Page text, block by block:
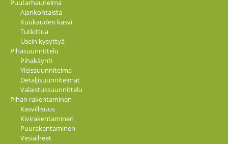
Puutarhaunelma
Ajankohtaista
Kuukauden kasvi
Tutkittua
Usein kysyttyä
Pihasuunnittelu
Pihakäynti
Yleissuunnitelma
Detaljisuunnitelmat
Valaistussuunnittelu
Pihan rakentaminen
Kasvillisuus
Kivirakentaminen
Puurakentaminen
Vesiaiheet